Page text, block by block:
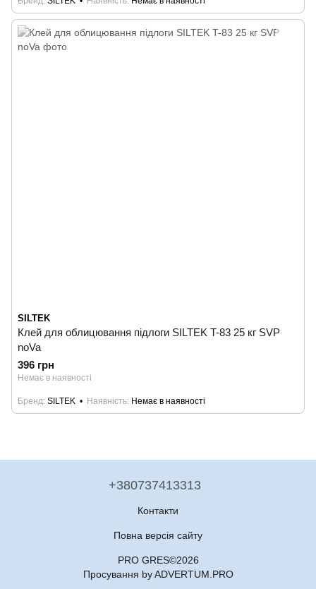
SILTEK
Клей для облицювання підлоги SILTEK T-83 25 кг SVP
noVa
396 грн
Немає в наявності
Бренд SILTEK Наявність Немає в наявності
+380737413313
Контакти
Повна версія сайту
PRO GRES©2026
Просування by ADVERTUM.PRO